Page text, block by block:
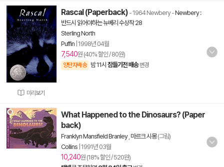
미리보기
Rascal (Paperback) - 1964 Newbery-Newbery :
반드시 읽어야하는 뉴베리 수상작 28
Sterling North
Puffin 1998년 04월
7,540원 (40% 할인 / 80원)
양탄자배송 밤 11시 잠들기전 배송 변경
What Happened to the Dinosaurs? (Paper
back)
Franklyn Mansfield Branley, 마르크 시몽(그림)
Collins 1991년 03월
10,240원 (18% 할인 / 520원)